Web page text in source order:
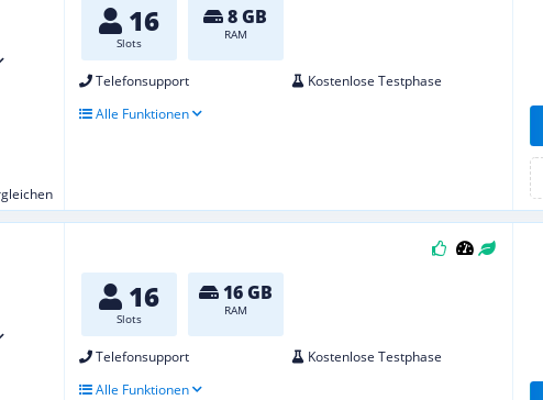
16
Slots
8 GB
RAM
Telefonsupport
Kostenlose Testphase
Alle Funktionen
16
Slots
16 GB
RAM
Telefonsupport
Kostenlose Testphase
Alle Funktionen